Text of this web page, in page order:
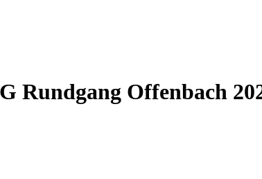
Rundgang Offenbach